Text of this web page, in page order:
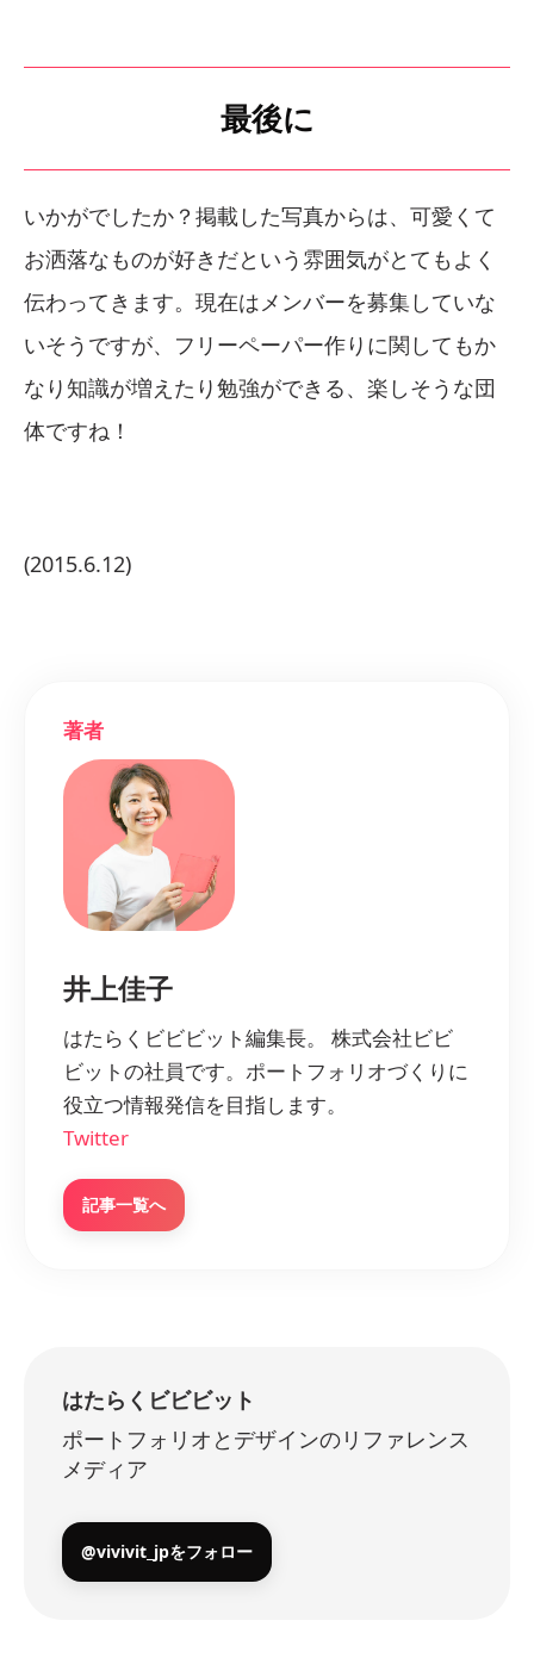
最後に
いかがでしたか？掲載した写真からは、可愛くて
お洒落なものが好きだという雰囲気がとてもよく
伝わってきます。現在はメンバーを募集していな
いそうですが、フリーペーパー作りに関してもか
なり知識が増えたり勉強ができる、楽しそうな団
体ですね！
(2015.6.12)
著者
井上佳子
はたらくビビビット編集長。 株式会社ビビ
ビットの社員です。ポートフォリオづくりに
役立つ情報発信を目指します。
Twitter
記事一覧へ
はたらくビビビット
ポートフォリオとデザインのリファレンス
メディア
@vivivit_jpをフォロー